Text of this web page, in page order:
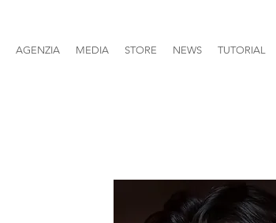
AGENZIA MEDIA STORE NEWS TUTORIAL